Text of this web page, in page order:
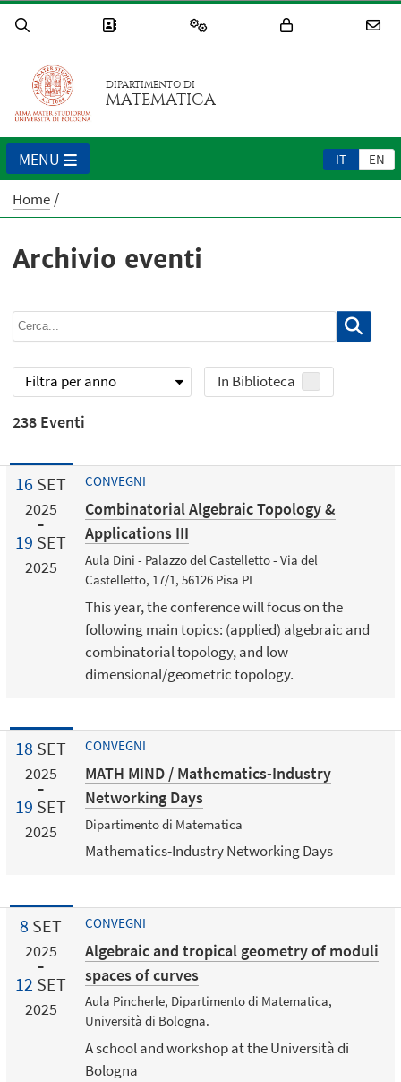
DIPARTIMENTO DI
MATEMATICA
IT EN
MENU
Home
Archivio eventi
Filtra per anno In Biblioteca
238 Eventi
16 SET
2025
19 SET
2025
CONVEGNI
Combinatorial Algebraic Topology &
Applications III
Aula Dini - Palazzo del Castelletto - Via del
Castelletto, 17/1, 56126 Pisa PI
This year, the conference will focus on the
following main topics: (applied) algebraic and
combinatorial topology, and low
dimensional/geometric topology.
18 SET
2025
19 SET
2025
CONVEGNI
MATH MIND / Mathematics-Industry
Networking Days
Dipartimento di Matematica
Mathematics-Industry Networking Days
8 SET
2025
12 SET
2025
CONVEGNI
Algebraic and tropical geometry of moduli
spaces of curves
Aula Pincherle, Dipartimento di Matematica,
Università di Bologna.
A school and workshop at the Università di
Bologna